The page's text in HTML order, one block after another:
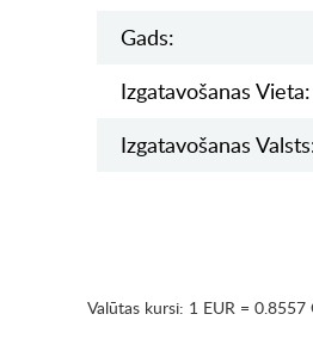
Gads:
Izgatavošanas Vieta:
Izgatavošanas
Valūtas kursi: 1 EUR = 0.8557